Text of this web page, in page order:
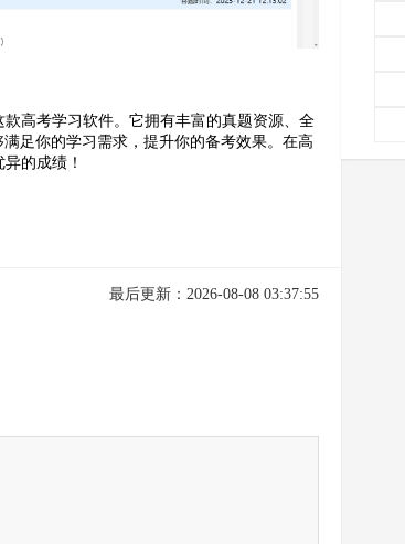
高考学习软件。它拥有丰富的真题资源、全
足你的学习需求，提升你的备考效果。在高
的成绩！
最后更新：2026-08-08 03:37:55